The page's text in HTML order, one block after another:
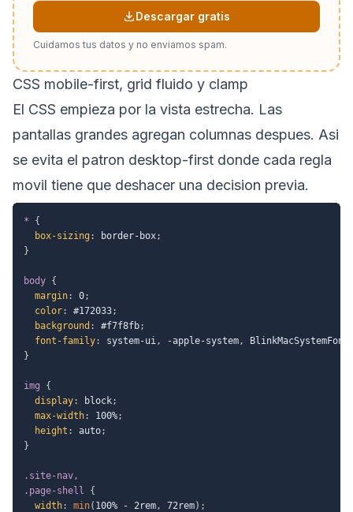
Descargar gratis
Cuidamos tus datos y no enviamos spam.
CSS mobile-first, grid fluido y clamp
El CSS empieza por la vista estrecha. Las
pantallas grandes agregan columnas despues. Asi
se evita el patron desktop-first donde cada regla
movil tiene que deshacer una decision previa.
*
{
box-sizing: border-box;
}
body {
margin: 0;
color: #172033;
background : #f7f8fb;
font-family: system-ui, -apple-system, BlinkMacSystemFont
}
img
{
display: block;
max-width: 100%;
height : auto;
}
.site-nav,
.page-shell
{
width: min( 100% - 2rem, 72rem) ;